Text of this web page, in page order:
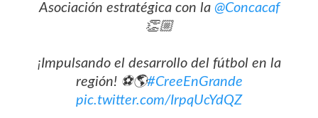
Asociación estratégica con la @Concacaf
👏🏼
¡Impulsando el desarrollo del fútbol en la
región! ⚽️🌎#CreeEnGrande
pic.twitter.com/IrpqUcYdQZ